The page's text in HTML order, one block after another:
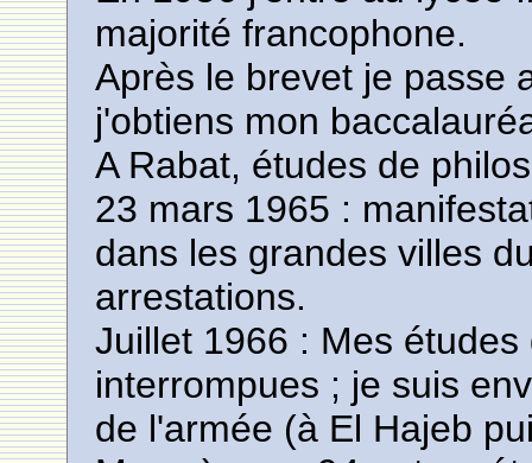
majorité francophone.
Après le brevet je passe
j'obtiens mon
A Rabat, études de
23 mars 1965 :
dans les grandes villes
arrestations.
Juillet 1966 : Mes
interrompues ; je suis
de l'armée (à El Hajeb